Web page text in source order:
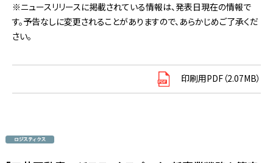
※ニュースリリースに掲載されている情報は、発表日現在の情報で
す。予告なしに変更されることがありますので、あらかじめご了承くだ
さい。
印刷用PDF（2.07MB）